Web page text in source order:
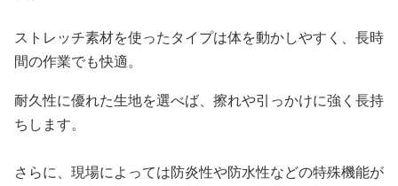
ストレッチ素材を使ったタイプは体を動かしやすく、長時
間の作業でも快適。
耐久性に優れた生地を選べば、擦れや引っかけに強く長持
ちします。
さらに、現場によっては防炎性や防水性などの特殊機能が